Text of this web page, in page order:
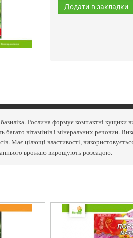
Додати в закладки
Рослина формує компактні кущики
багато вітамінів і мінеральних речовин.
Має цілющі властивості,
врожаю вирощують розсадою.